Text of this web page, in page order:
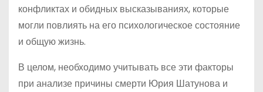
конфликтах и обидных высказываниях, которые
могли повлиять на его психологическое состояние
и общую жизнь.
В целом, необходимо учитывать все эти факторы
при анализе причины смерти Юрия Шатунова и